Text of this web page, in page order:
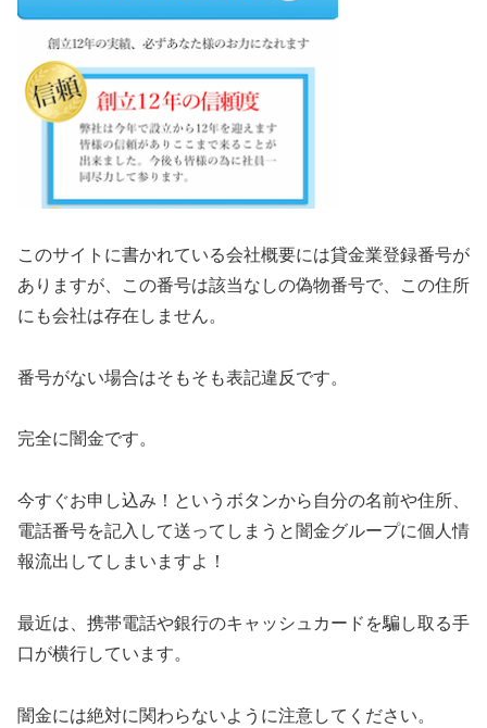
このサイトに書かれている会社概要には貸金業登録番号が
ありますが、この番号は該当なしの偽物番号で、この住所
にも会社は存在しません。
番号がない場合はそもそも表記違反です。
完全に闇金です。
今すぐお申し込み！というボタンから自分の名前や住所、
電話番号を記入して送ってしまうと闇金グループに個人情
報流出してしまいますよ！
最近は、携帯電話や銀行のキャッシュカードを騙し取る手
口が横行しています。
闇金には絶対に関わらないように注意してください。